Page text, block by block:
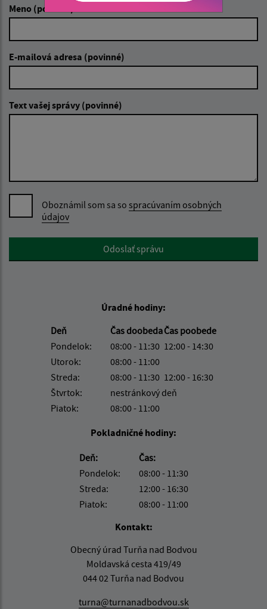
Meno (povinné)
E-mailová adresa (povinné)
Text vašej správy (povinné)
Oboznámil som sa so spracúvaním osobných
údajov
Google reCaptcha ResponseOdoslať správu
Úradné hodiny:
Deň
Čas doobedaČas poobede
Pondelok:
08:00 - 11:30 12:00 - 14:30
Utorok:
08:00 - 11:00
Streda:
08:00 - 11:30 12:00 - 16:30
Štvrtok:
nestránkový deň
Piatok:
08:00 - 11:00
Pokladničné hodiny:
Deň:
Čas:
Pondelok:
08:00 - 11:30
Streda:
12:00 - 16:30
Piatok:
08:00 - 11:00
Kontakt:
Obecný úrad Turňa nad Bodvou
Moldavská cesta 419/49
044 02 Turňa nad Bodvou
turna@turnanadbodvou.sk